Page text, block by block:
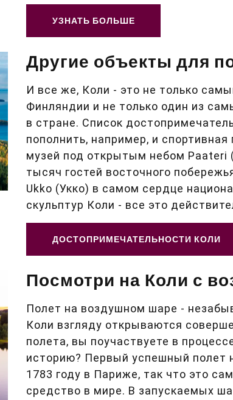
УЗНАТЬ БОЛЬШЕ
Другие объекты для
И все же, Коли - это не только
Финляндии и не только один из
в стране. Список
пополнить, например, и
музей под открытым небом Paateri
тысяч гостей восточного
Ukko (Укко) в самом сердце
скульптур Коли - все это
ДОСТОПРИМЕЧАТЕЛЬНОСТИ КОЛИ
Посмотри на Коли с
Полет на воздушном шаре -
Коли взгляду открываются
полета, вы поучаствуете в
историю? Первый успешный
1783 году в Париже, так что это
средство в мире. В запускаемых